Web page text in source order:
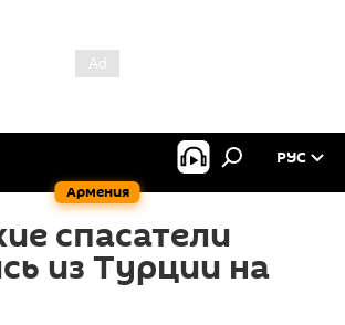
Армения
РУС
спасатели
из Турции на